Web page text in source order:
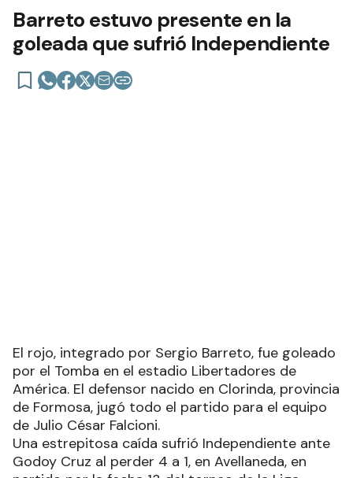
Barreto estuvo presente en la
goleada que sufrió Independiente